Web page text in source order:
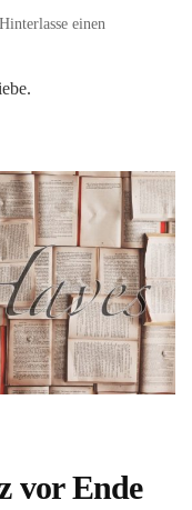
Hinterlasse einen
vor Ende